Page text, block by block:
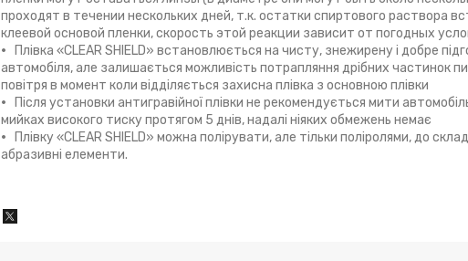
проходят в течении нескольких дней, т.к. остатки спиртового раствора
клеевой основой пленки, скорость этой реакции зависит от погодных
Плівка «CLEAR SHIELD» встановлюється на чисту, знежирену і добре
автомобіля, але залишається можливість потрапляння дрібних частинок
повітря в момент коли відділяється захисна плівка з основною плівки
Після установки антигравійної плівки не рекомендується мити
мийках високого тиску протягом 5 днів, надалі ніяких обмежень немає
Плівку «CLEAR SHIELD» можна полірувати, але тільки поліролями, до
абразивні елементи.